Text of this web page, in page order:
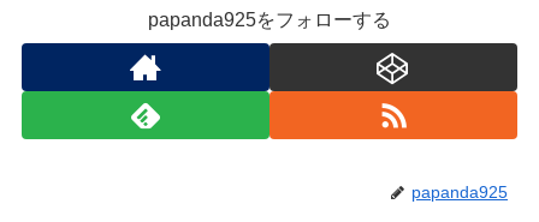
papanda925をフォローする
papanda925